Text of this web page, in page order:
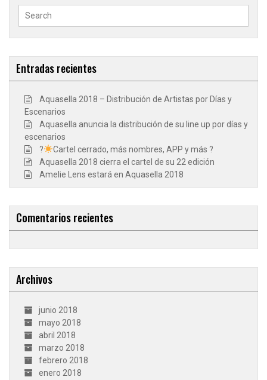
Search
Entradas recientes
Aquasella 2018 – Distribución de Artistas por Días y
Escenarios
Aquasella anuncia la distribución de su line up por días y
escenarios
?
Cartel cerrado, más nombres, APP y más ?
Aquasella 2018 cierra el cartel de su 22 edición
Amelie Lens estará en Aquasella 2018
Comentarios recientes
Archivos
junio 2018
mayo 2018
abril 2018
marzo 2018
febrero 2018
enero 2018